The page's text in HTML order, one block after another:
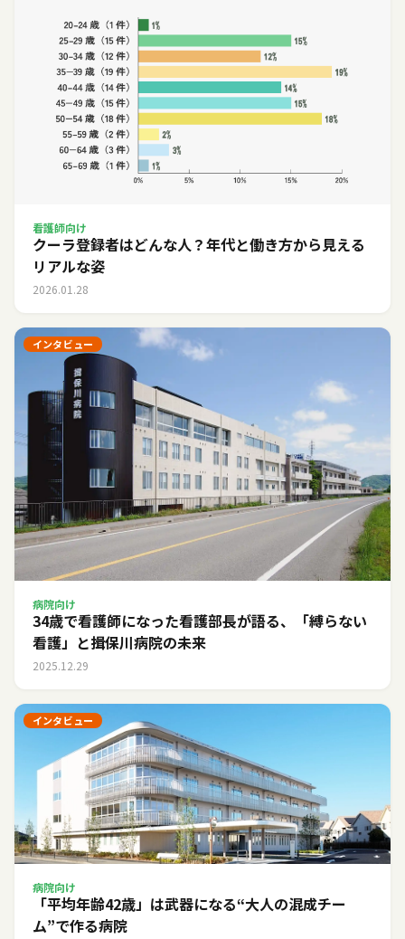
看護師向け
クーラ登録者はどんな人？年代と働き方から見える
リアルな姿
2026.01.28
インタビュー
病院向け
34歳で看護師になった看護部長が語る、「縛らない
看護」と揖保川病院の未来
2025.12.29
インタビュー
病院向け
「平均年齢42歳」は武器になる――“大人の混成チー
ム”で作る病院